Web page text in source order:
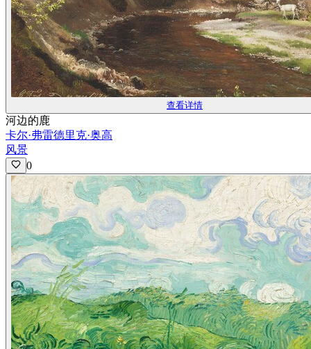
查看详情
河边的鹿
卡尔·弗雷德里克·奥高
风景
0